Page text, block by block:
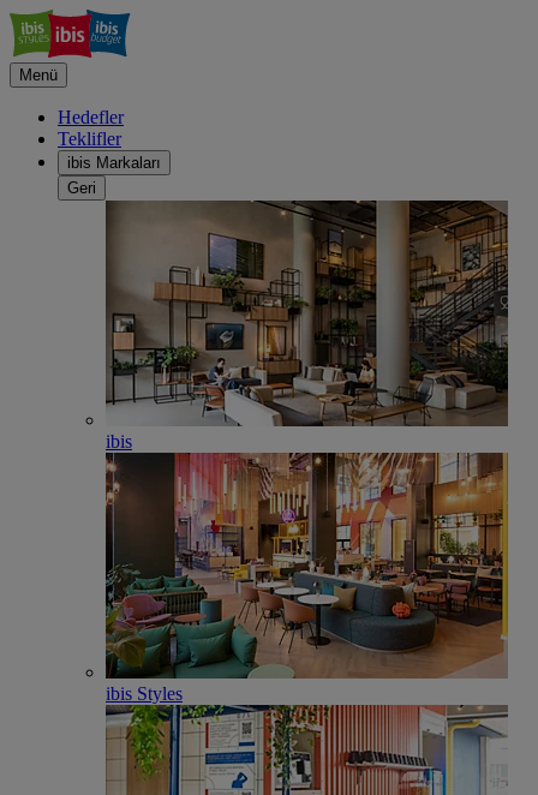
Menü
Hedefler
Teklifler
ibis Markaları
Geri
ibis
ibis Styles